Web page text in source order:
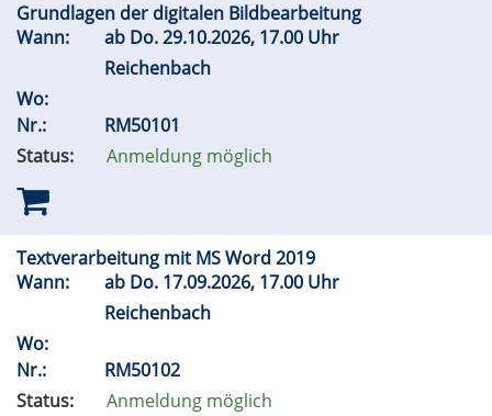
Grundlagen der digitalen Bildbearbeitung
Wann:
ab Do.29.10.2026, 17.00 Uhr
Reichenbach
Wo:
Nr.:
RM50101
Status:
Anmeldung möglich
Textverarbeitung mit MS Word 2019
Wann:
ab Do. 17.09.2026, 17.00 Uhr
Reichenbach
Wo:
Nr.:
RM50102
Status:
Anmeldung möglich